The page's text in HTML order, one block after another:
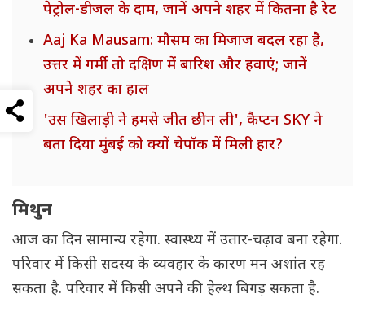
पेट्रोल-डीजल के दाम, जानें अपने शहर में कितना है रेट
Aaj Ka Mausam: मौसम का मिजाज बदल रहा है,
उत्तर में गर्मी तो दक्षिण में बारिश और हवाएं; जानें
अपने शहर का हाल
'उस खिलाड़ी ने हमसे जीत छीन ली', कैप्टन SKY ने
बता दिया मुंबई को क्यों चेपॉक में मिली हार?
मिथुन
आज का दिन सामान्य रहेगा. स्वास्थ्य में उतार-चढ़ाव बना रहेगा.
परिवार में किसी सदस्य के व्यवहार के कारण मन अशांत रह
सकता है. परिवार में किसी अपने की हेल्थ बिगड़ सकता है.